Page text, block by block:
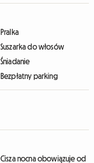
Pralka
Suszarka do włosów
Śniadanie
Bezpłatny parking
Cisza nocna obowiązuje od